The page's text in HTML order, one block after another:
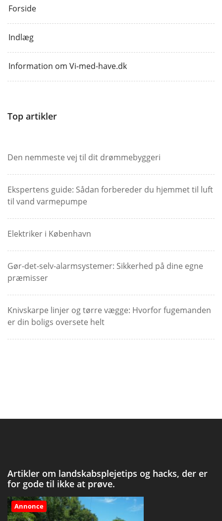
Forside
Indlæg
Information om Vi-med-have.dk
Top artikler
Den nemmeste vej til dit drømmebyggeri
Ekspertens guide: Sådan forbereder du hjemmet til luft
til vand varmepumpe
Elektriker i København
Gør-det-selv-alarmsystemer: Sikkerhed på dine egne
præmisser
Knivskarpe linjer og tørre vægge: Hvorfor fugemanden
er din boligs oversete helt
Artikler om landskabsplejetips og hacks, der er
for gode til ikke at prøve.
Annonce